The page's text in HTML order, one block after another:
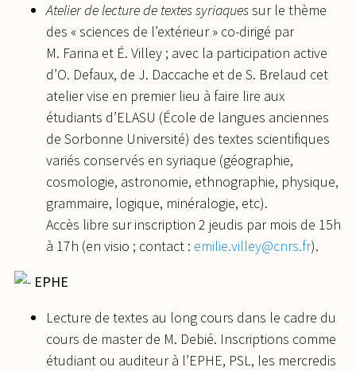
Atelier de lecture de textes syriaquessur le thème
des « sciences de l’extérieur » co-dirigé par
M. Farina et É. Villey ; avec la participation active
d’O. Defaux, de J. Daccache et de S. Brelaud cet
atelier vise en premier lieu à faire lire aux
étudiants d’ELASU (École de langues anciennes
de Sorbonne Université) des textes scientifiques
variés conservés en syriaque (géographie,
cosmologie, astronomie, ethnographie, physique,
grammaire, logique, minéralogie, etc).
Accès libre sur inscription 2 jeudis par mois de 15h
à 17h (en visio ; contact : emilie.villey@cnrs.fr).
EPHE
Lecture de textes au long cours dans le cadre du
cours de master de M. Debié. Inscriptions comme
étudiant ou auditeur à l’EPHE, PSL, les mercredis